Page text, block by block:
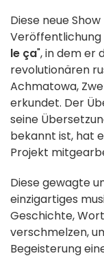
Diese neue
Veröffentlichung
le ça", in dem er
revolutionären
Achmatowa,
erkundet. Der
seine
bekannt ist, hat
Projekt
Diese gewagte
einzigartiges
Geschichte,
verschmelzen,
Begeisterung